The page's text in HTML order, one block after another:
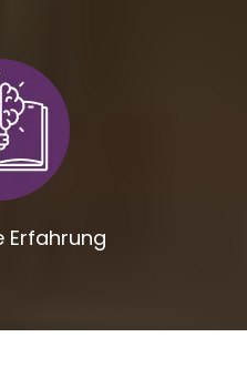
Erfahrung